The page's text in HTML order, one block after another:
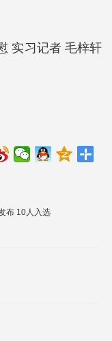
实习记者 毛梓轩
布 10人入选